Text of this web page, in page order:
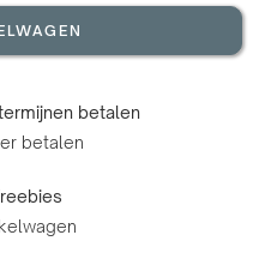
betalen
betalen